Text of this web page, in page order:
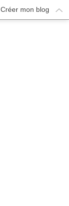
Créer mon blog